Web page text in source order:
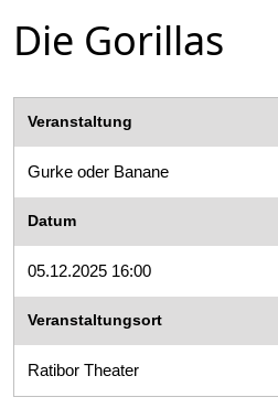
Die Gorillas
Veranstaltung
Gurke oder Banane
Datum
05.12.2025 16:00
Veranstaltungsort
Ratibor Theater